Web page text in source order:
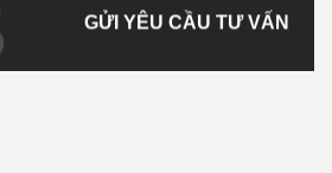
GỬI YÊU CẦU TƯ VẤN